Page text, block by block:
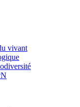
vivant